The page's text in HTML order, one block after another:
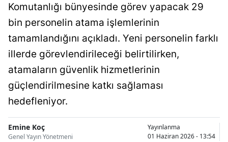
Aydın
Balıkesir
Bingöl
Bitlis
Komutanlığı bünyesinde görev yapacak 29
bin personelin atama işlemlerinin
tamamlandığını açıkladı. Yeni personelin farklı
illerde görevlendirileceği belirtilirken,
atamaların güvenlik hizmetlerinin
güçlendirilmesine katkı sağlaması
hedefleniyor.
Emine Koç
Genel Yayın Yönetmeni
Yayınlanma
01 Haziran 2026 - 13:54